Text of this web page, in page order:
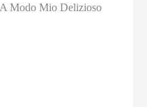
Modo Mio Delizioso